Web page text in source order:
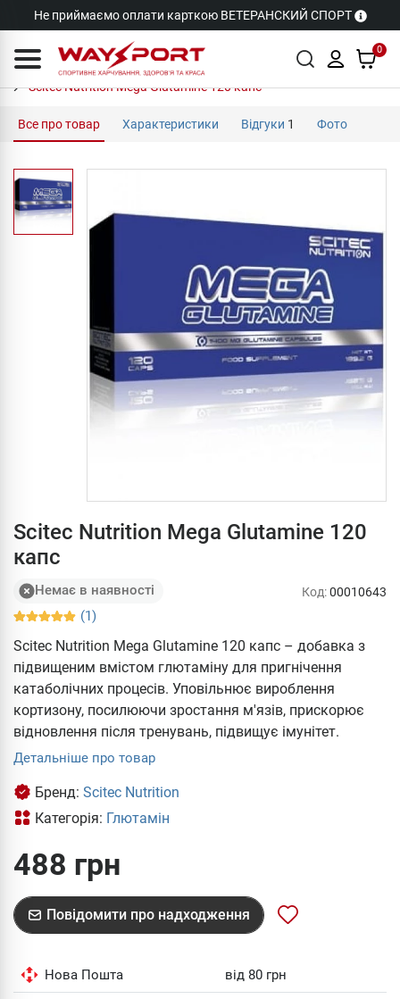
Не приймаємо оплати карткою ВЕТЕРАНСКИЙ СПОРТ
0
Scitec Nutrition Mega Glutamine 120 капс
Все про товар Характеристики Відгуки 1 Фото
Scitec Nutrition Mega Glutamine 120
капс
Немає в наявності
(1)
Код:00010643
Scitec Nutrition Mega Glutamine 120 капс – добавка з
підвищеним вмістом глютаміну для пригнічення
катаболічних процесів. Уповільнює вироблення
кортизону, посилюючи зростання м'язів, прискорює
відновлення після тренувань, підвищує імунітет.
Детальніше про товар
Бренд: Scitec Nutrition
Категорія: Глютамін
488 грн
Повідомити про надходження
Нова Пошта від 80 грн